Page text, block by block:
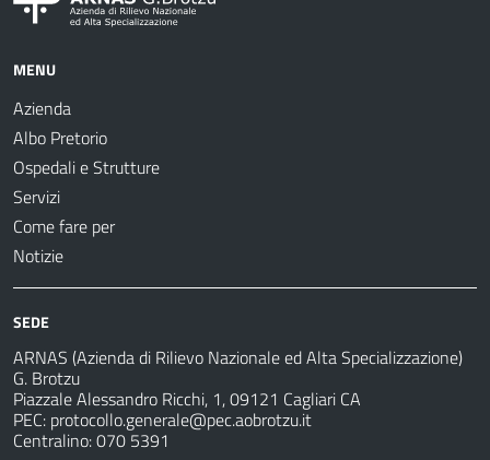
MENU
Azienda
Albo Pretorio
Ospedali e Strutture
Servizi
Come fare per
Notizie
SEDE
ARNAS (Azienda di Rilievo Nazionale ed Alta Specializzazione)
G. Brotzu
Piazzale Alessandro Ricchi, 1, 09121 Cagliari CA
PEC: protocollo.generale@pec.aobrotzu.it
Centralino: 070 5391